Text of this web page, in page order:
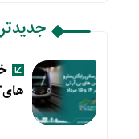
های BRT تبریز در ۱۴ و ۱۵ مرداد